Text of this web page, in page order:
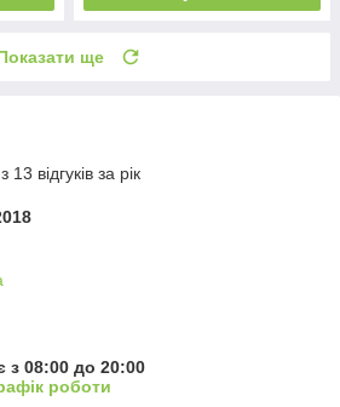
ще
відгуків за рік
з 08:00 до 20:00
роботи